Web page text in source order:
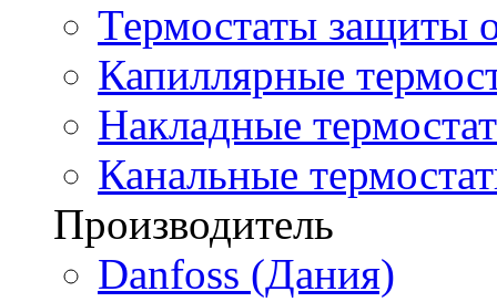
Термостаты защиты
Капиллярные
Накладные
Канальные
Производитель
Danfoss (Дания)